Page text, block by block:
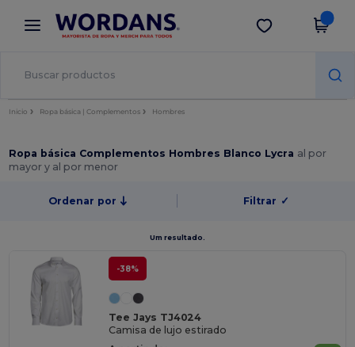
× App de Wordans
¡Mejores precios en app!
Descargar app
Inicio Ropa básica | Complementos Hombres
Ropa básica Complementos Hombres Blanco Lycra al por
mayor y al por menor
Ordenar por Filtrar ✓
Um resultado.
-38%
Tee Jays TJ4024
Camisa de lujo estirado